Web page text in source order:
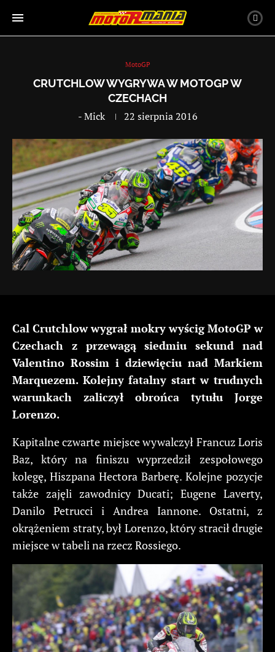
MotoGP
CRUTCHLOW WYGRYWA W MOTOGP W
CZECHACH
-Mick 22 sierpnia 2016
Cal Crutchlow wygrał mokry wyścig MotoGP w
Czechach z przewagą siedmiu sekund nad
Valentino Rossim i dziewięciu nad Markiem
Marquezem. Kolejny fatalny start w trudnych
warunkach zaliczył obrońca tytułu Jorge
Lorenzo.
Kapitalne czwarte miejsce wywalczył Francuz Loris
Baz, który na finiszu wyprzedził zespołowego
kolegę, Hiszpana Hectora Barberę. Kolejne pozycje
także zajęli zawodnicy Ducati; Eugene Laverty,
Danilo Petrucci i Andrea Iannone. Ostatni, z
okrążeniem straty, był Lorenzo, który stracił drugie
miejsce w tabeli na rzecz Rossiego.